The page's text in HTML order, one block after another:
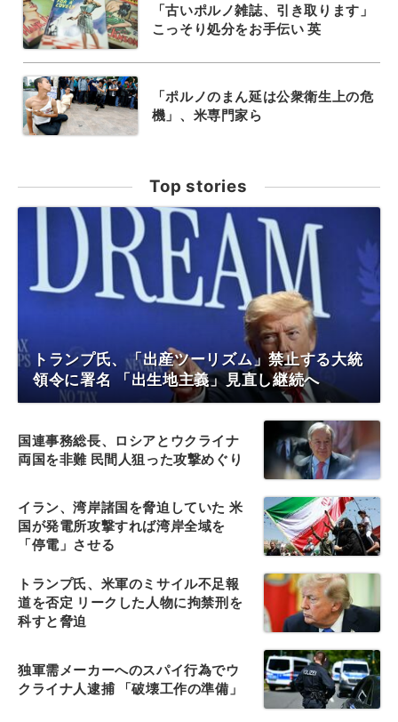
「古いポルノ雑誌、引き取ります」
こっそり処分をお手伝い 英
「ポルノのまん延は公衆衛生上の危
機」、米専門家ら
Top stories
トランプ氏、「出産ツーリズム」禁止する大統
領令に署名 「出生地主義」見直し継続へ
国連事務総長、ロシアとウクライナ
両国を非難 民間人狙った攻撃めぐり
イラン、湾岸諸国を脅迫していた 米
国が発電所攻撃すれば湾岸全域を
「停電」させる
トランプ氏、米軍のミサイル不足報
道を否定 リークした人物に拘禁刑を
科すと脅迫
独軍需メーカーへのスパイ行為でウ
クライナ人逮捕 「破壊工作の準備」